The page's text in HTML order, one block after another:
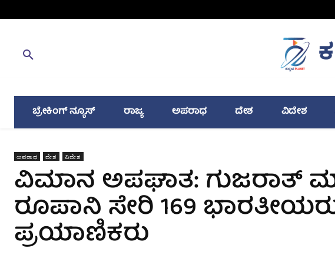
ಬ್ರೇಕಿಂಗ್ ನ್ಯೂಸ್ ರಾಜ್ಯ ಅಪರಾಧ ದೇಶ ವಿದೇಶ
ಅಪರಾಧ ದೇಶ ವಿದೇಶ
ವಿಮಾನ ಅಪಘಾತ: ಗುಜರಾತ್‌
ರೂಪಾನಿ ಸೇರಿ 169
ಪ್ರಯಾಣಿಕರು